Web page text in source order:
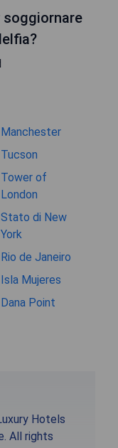
soggiornare
Manchester
Tucson
Tower of
London
Stato di New
York
Rio de Janeiro
Isla Mujeres
Dana Point
Hotels
All rights